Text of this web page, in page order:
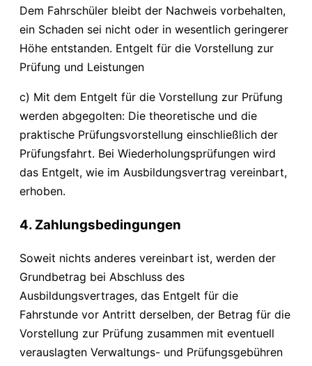
Dem Fahrschüler bleibt der Nachweis vorbehalten,
ein Schaden sei nicht oder in wesentlich geringerer
Höhe entstanden. Entgelt für die Vorstellung zur
Prüfung und Leistungen
c) Mit dem Entgelt für die Vorstellung zur Prüfung
werden abgegolten: Die theoretische und die
praktische Prüfungsvorstellung einschließlich der
Prüfungsfahrt. Bei Wiederholungsprüfungen wird
das Entgelt, wie im Ausbildungsvertrag vereinbart,
erhoben.
4. Zahlungsbedingungen
Soweit nichts anderes vereinbart ist, werden der
Grundbetrag bei Abschluss des
Ausbildungsvertrages, das Entgelt für die
Fahrstunde vor Antritt derselben, der Betrag für die
Vorstellung zur Prüfung zusammen mit eventuell
verauslagten Verwaltungs- und Prüfungsgebühren